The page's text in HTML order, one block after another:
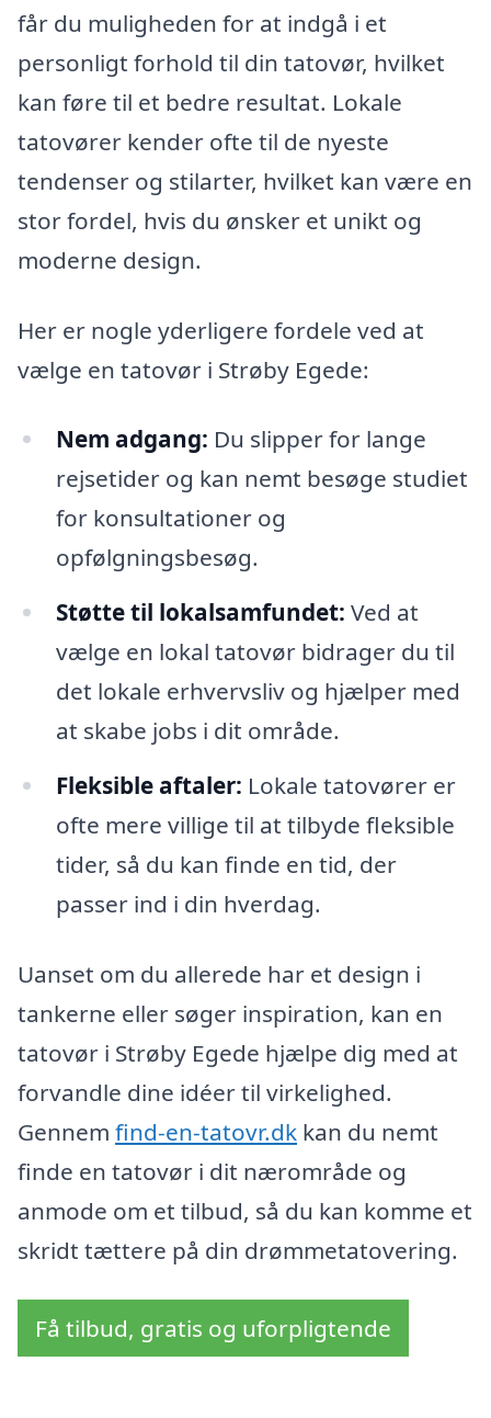
får du muligheden for at indgå i et
personligt forhold til din tatovør, hvilket
kan føre til et bedre resultat. Lokale
tatovører kender ofte til de nyeste
tendenser og stilarter, hvilket kan være en
stor fordel, hvis du ønsker et unikt og
moderne design.
Her er nogle yderligere fordele ved at
vælge en tatovør i Strøby Egede:
Nem adgang: Du slipper for lange
rejsetider og kan nemt besøge studiet
for konsultationer og
opfølgningsbesøg.
Støtte til lokalsamfundet: Ved at
vælge en lokal tatovør bidrager du til
det lokale erhvervsliv og hjælper med
at skabe jobs i dit område.
Fleksible aftaler: Lokale tatovører er
ofte mere villige til at tilbyde fleksible
tider, så du kan finde en tid, der
passer ind i din hverdag.
Uanset om du allerede har et design i
tankerne eller søger inspiration, kan en
tatovør i Strøby Egede hjælpe dig med at
forvandle dine idéer til virkelighed.
Gennem find-en-tatovr.dk kan du nemt
finde en tatovør i dit nærområde og
anmode om et tilbud, så du kan komme et
skridt tættere på din drømmetatovering.
Få tilbud, gratis og uforpligtende